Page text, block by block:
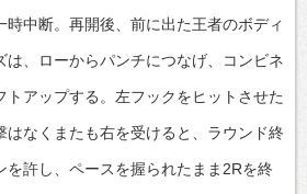
時中断。再開後、前に出た王者のボディ
は、ローからパンチにつなげ、コンビネ
トアップする。左フックをヒットさせた
はなくまたも右を受けると、ラウンド終
を許し、ペースを握られたまま2Rを終